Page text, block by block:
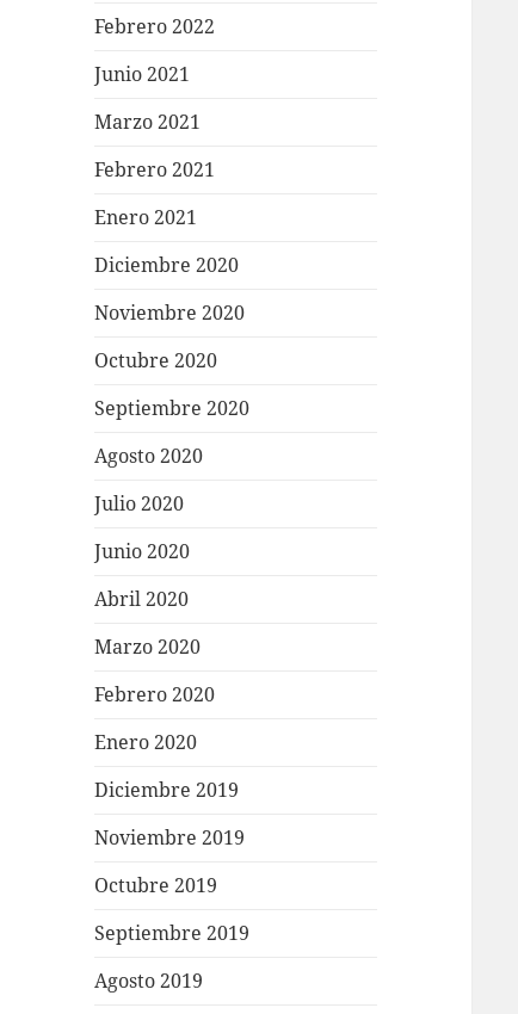
Febrero 2022
Junio 2021
Marzo 2021
Febrero 2021
Enero 2021
Diciembre 2020
Noviembre 2020
Octubre 2020
Septiembre 2020
Agosto 2020
Julio 2020
Junio 2020
Abril 2020
Marzo 2020
Febrero 2020
Enero 2020
Diciembre 2019
Noviembre 2019
Octubre 2019
Septiembre 2019
Agosto 2019